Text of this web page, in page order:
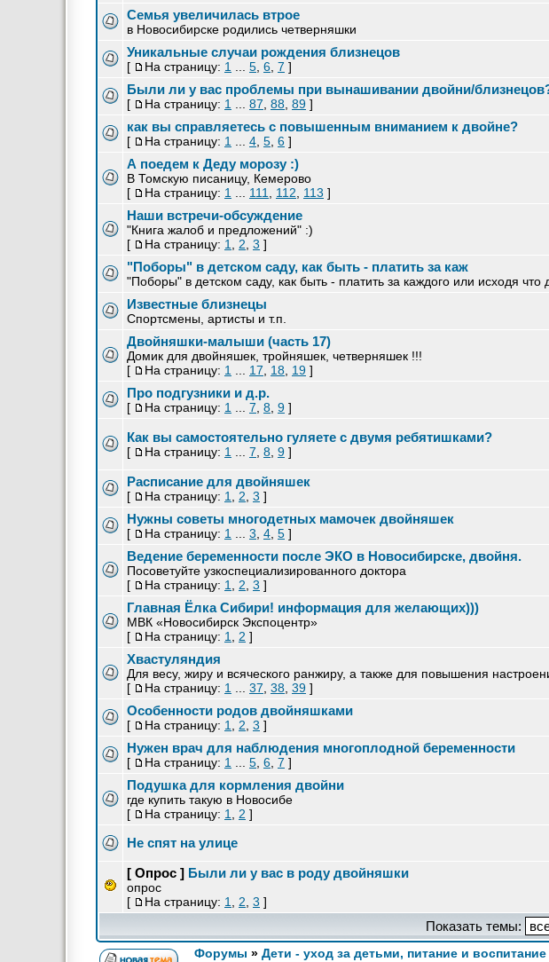
Семья увеличилась втрое
в Новосибирске родились четверняшки
Уникальные случаи рождения близнецов
[ На страницу: 1 5 6 7 ]
Были ли у вас проблемы при вынашивании двойни/
[ На страницу: 1 87 88 89 ]
как вы справляетесь с повышенным вниманием к двойне?
[ На страницу: 1 4 5 6 ]
А поедем к Деду морозу :)
В Томскую писаницу, Кемерово
[
На страницу: 1 111 112 113 ]
Наши встречи-обсуждение
"Книга жалоб и предложений" :)
[
На страницу: 1 2 3 ]
"Поборы" в детском саду, как быть - платить за каж
"Поборы" в детском саду, как быть - платить за каждого или исходя что
Известные близнецы
Спортсмены, артисты и т.п.
Двойняшки-малыши (часть 17)
Домик для двойняшек, тройняшек, четверняшек !!!
[
На страницу: 1 17 18 19 ]
Про подгузники и д.р.
[ На страницу: 1 7 8 9 ]
Как вы самостоятельно гуляете с двумя ребятишками?
[ На страницу: 1 7 8 9 ]
Расписание для двойняшек
[ На страницу: 1 2 3 ]
Нужны советы многодетных мамочек двойняшек
[ На страницу: 1 3 4 5 ]
Ведение беременности после ЭКО в Новосибирске, двойня.
Посоветуйте узкоспециализированного доктора
[
На страницу: 1 2 3 ]
Главная Ёлка Сибири! информация для желающих)))
МВК «Новосибирск Экспоцентр»
[
На страницу: 1 2 ]
Хвастуляндия
Для весу, жиру и всяческого ранжиру, а также для повышения
[
На страницу: 1 37 38 39 ]
Особенности родов двойняшками
[ На страницу: 1 2 3 ]
Нужен врач для наблюдения многоплодной беременности
[ На страницу: 1 5 6 7 ]
Подушка для кормления двойни
где купить такую в Новосибе
[
На страницу: 1 2 ]
Не спят на улице
[ Опрос ] Были ли у вас в роду двойняшки
опрос
[
На страницу: 1 2 3 ]
Показать темы:
Форумы » Дети - уход за детьми, питание и воспитание